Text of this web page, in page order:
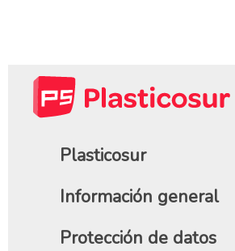
Plasticosur
Información general
Protección de datos